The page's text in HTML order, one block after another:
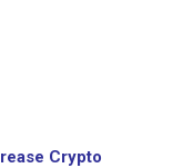
Crypto